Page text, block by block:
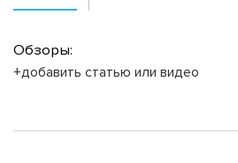
Обзоры:
+добавить статью или видео